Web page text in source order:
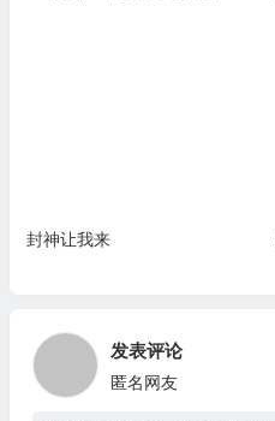
封神让我来
发表评论
匿名网友